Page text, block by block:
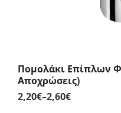
Πομολάκι Επίπλων
Αποχρώσεις)
2,20€–2,60€Price